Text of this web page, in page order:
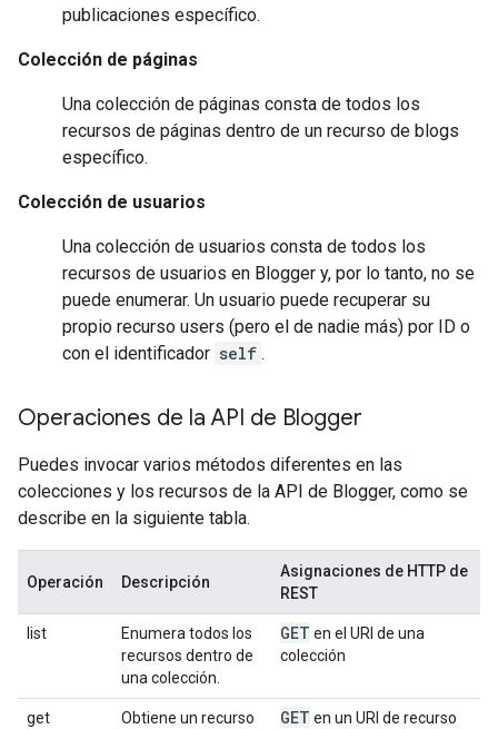
publicaciones específico.
Colección de páginas
Una colección de páginas consta de todos los
recursos de páginas dentro de un recurso de blogs
específico.
Colección de usuarios
Una colección de usuarios consta de todos los
recursos de usuarios en Blogger y, por lo tanto, no se
puede enumerar. Un usuario puede recuperar su
propio recurso users (pero el de nadie más) por ID o
con el identificador self .
Operaciones de la API de Blogger
Puedes invocar varios métodos diferentes en las
colecciones y los recursos de la API de Blogger, como se
describe en la siguiente tabla.
Operación Descripción
Asignaciones de HTTP de
REST
list
Enumera todos los
recursos dentro de
una colección.
GET en el URI de una
colección
get
Obtiene un recurso
GET en un URI de recurso